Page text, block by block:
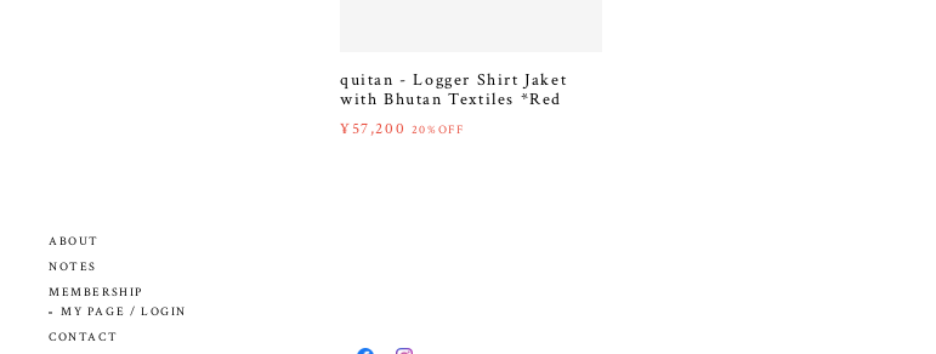
ABOUT
NOTES
MEMBERSHIP
MY PAGE / LOGIN
CONTACT
quitan - Logger Shirt Jaket
with Bhutan Textiles *Red
¥57,200 20%OFF